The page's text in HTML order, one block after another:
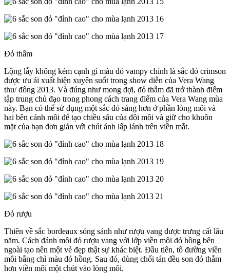
Đỏ thẫm
Lộng lẫy không kém cạnh gì màu đỏ vampy chính là sắc đỏ crimson
được ưu ái xuất hiện xuyên suốt trong show diễn của Vera Wang
thu/ đông 2013. Và đúng như mong đợi, đỏ thẫm đã trở thành điểm
tập trung chủ đạo trong phong cách trang điểm của Vera Wang mùa
này. Bạn có thể sử dụng một sắc đỏ sáng hơn ở phần lòng môi và
hai bên cánh môi để tạo chiều sâu của đôi môi và giữ cho khuôn
mặt của bạn đơn giản với chút ánh lấp lánh trên viền mắt.
Đỏ rượu
Thiên về sắc bordeaux sóng sánh như rượu vang được trưng cất lâu
năm. Cách đánh môi đỏ rượu vang với lớp viền môi đỏ hồng bên
ngoài tạo nên một vẻ đẹp thật sự khác biệt. Đầu tiên, tô đường viền
môi bằng chì màu đỏ hồng. Sau đó, dùng chổi tán đều son đỏ thẫm
hơn viền môi một chút vào lòng môi.